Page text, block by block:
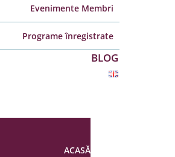
Evenimente Membri
Programe înregistrate
BLOG
ACASĂ